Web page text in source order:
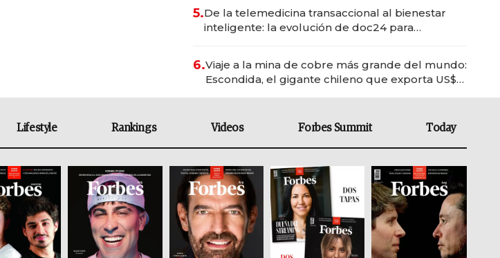
5.De la telemedicina transaccional al bienestar
inteligente: la evolución de doc24 para
6.Viaje a la mina de cobre más grande del mundo:
Escondida, el gigante chileno que exporta US$
Lifestyle Rankings Videos Forbes Summit Today